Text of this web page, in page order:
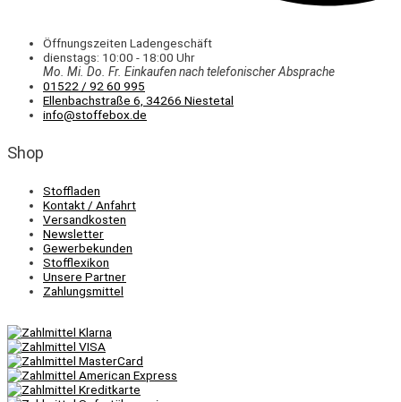
Öffnungszeiten Ladengeschäft
dienstags: 10:00 - 18:00 Uhr
Mo. Mi. Do. Fr. Einkaufennach telefonischer Absprache
01522 / 92 60 995
Ellenbachstraße 6, 34266 Niestetal
info@stoffebox.de
Shop
Stoffladen
Kontakt / Anfahrt
Versandkosten
Newsletter
Gewerbekunden
Stofflexikon
Unsere Partner
Zahlungsmittel